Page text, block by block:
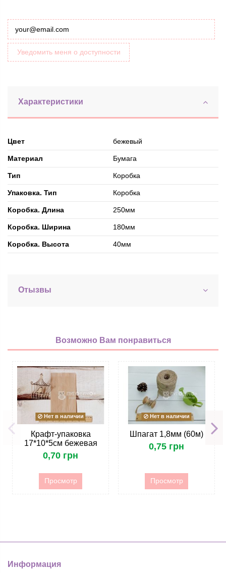
Уведомить меня о доступности
Характеристики
Цвет бежевый
Материал Бумага
Тип Коробка
Упаковка. Тип Коробка
Коробка. Длина 250мм
Коробка. Ширина 180мм
Коробка. Высота 40мм
Отызвы
Возможно Вам понравиться
Нет в наличии
Крафт-упаковка
17*10*5см бежевая
0,70 грн
Просмотр
Нет в наличии
Шпагат 1,8мм (60м)
0,75 грн
Просмотр
Информация